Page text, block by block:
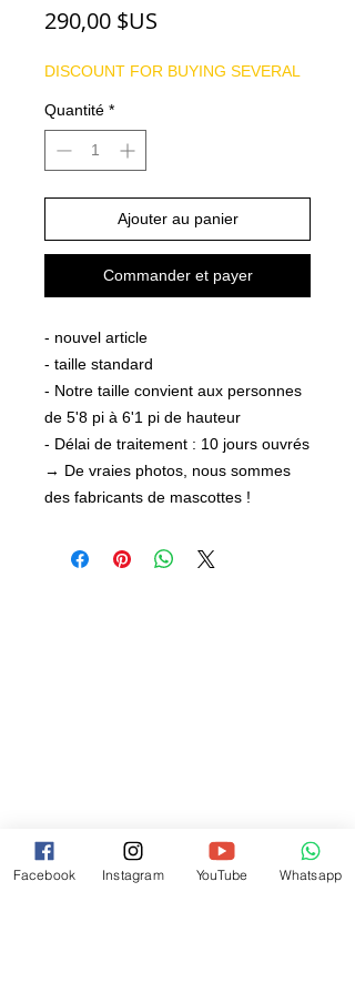
290,00 $US
DISCOUNT FOR BUYING SEVERAL
Quantité *
Ajouter au panier
Commander et payer
- nouvel article
- taille standard
- Notre taille convient aux personnes
de 5'8 pi à 6'1 pi de hauteur
- Délai de traitement : 10 jours ouvrés
→ De vraies photos, nous sommes
des fabricants de mascottes !
Facebook Instagram YouTube Whatsapp